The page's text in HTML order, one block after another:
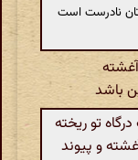
نادرست است
باشد
تو ریخته
و پیوند